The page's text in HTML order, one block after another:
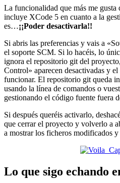
La funcionalidad que más me gusta
incluye XCode 5 en cuanto a la
es…¡¡Poder desactivarla!!
Si abris las preferencias y vais a
el soporte SCM. Si lo hacéis, lo
ignora el repositorio git del
Control» aparecen desactivadas y
funcionar. El repositorio git queda
usando la línea de comandos o
gestionando el código fuente fuera
Si después queréis activarlo,
que cerrar el proyecto y volverlo a
a mostrar los ficheros modificados y
Lo que sigo echando